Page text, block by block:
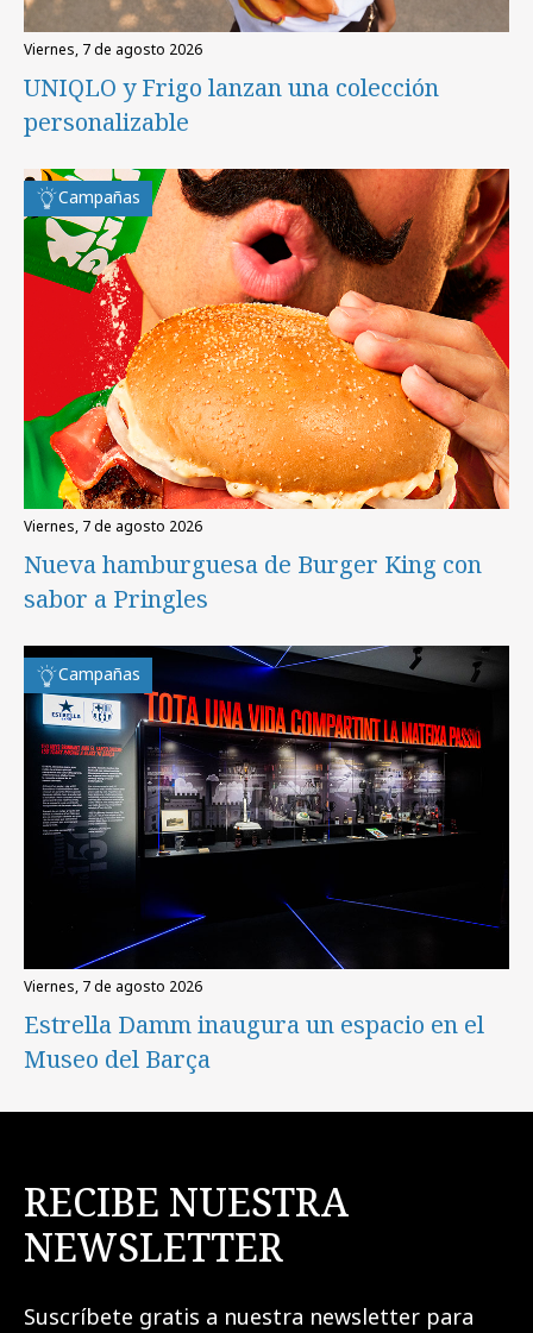
viernes, 7 de agosto 2026
UNIQLO y Frigo lanzan una colección
personalizable
Campañas
viernes, 7 de agosto 2026
Nueva hamburguesa de Burger King con
sabor a Pringles
Campañas
viernes, 7 de agosto 2026
Estrella Damm inaugura un espacio en el
Museo del Barça
RECIBE NUESTRA
NEWSLETTER
Suscríbete gratis a nuestra newsletter para